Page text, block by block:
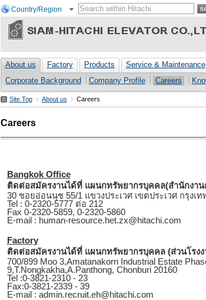
Country/Region
About us Factory Products Service & Maintenance
Corporate Background
Company Profile Careers
Site Top About us Careers
Careers
Bangkok Office
ติดต่อสมัครงานได้ที่ แผนกทรัพยากรบุคคล(สำนักงาน
30 ซอยอ่อนนุช 55/1 แขวงประเวศ เขตประเวศ กรุงเท
Tel : 0-2320-5777 ต่อ 212
Fax 0-2320-5859, 0-2320-5860
E-mail : human-resource.het.zx@hitachi.com
Factory
ติดต่อสมัครงานได้ที่ แผนกทรัพยากรบุคคล (ส่วนโรง
700/899 Moo 3,Amatanakorn Industrial Estate
9,T.Nongkakha,A.Panthong, Chonburi 20160
Tel :0-3821-2310 - 23
Fax:0-3821-2339 - 39
E-mail : admin.recruit.eh@hitachi.com